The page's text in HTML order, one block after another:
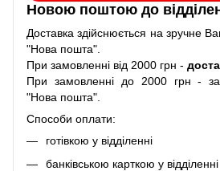
Новою поштою до
Доставка здійснюється на зручне
"Нова пошта".
При замовленні від 2000 грн -
При замовленні до 2000 грн -
"Нова пошта".
Способи оплати:
готівкою у відділенні
банківською карткою у відділенні